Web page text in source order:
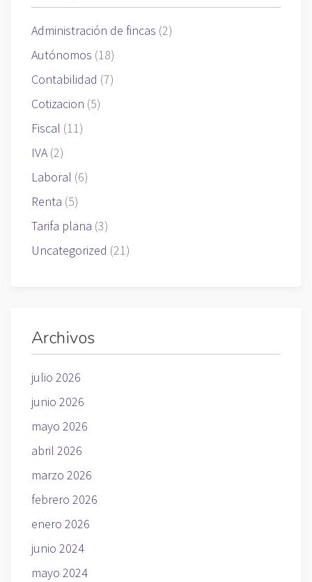
Administración de fincas (2)
Autónomos (18)
Contabilidad (7)
Cotizacion (5)
Fiscal (11)
IVA(2)
Laboral (6)
Renta (5)
Tarifa plana (3)
Uncategorized (21)
Archivos
julio 2026
junio 2026
mayo 2026
abril 2026
marzo 2026
febrero 2026
enero 2026
junio 2024
mayo 2024